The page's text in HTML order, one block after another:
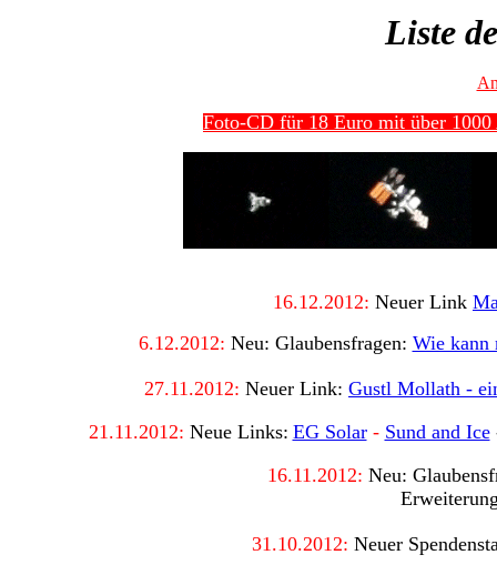
Liste
Foto-CD für 18 Euro mit über
16.12.2012: Neuer Link
6.12.2012: Neu: Glaubensfragen: Wie kann
27.11.2012: Neuer Link: Gustl Mollath -
21.11.2012: Neue Links: EG Solar - Sund and Ice
16.11.2012: Neu:
31.10.2012: Neuer